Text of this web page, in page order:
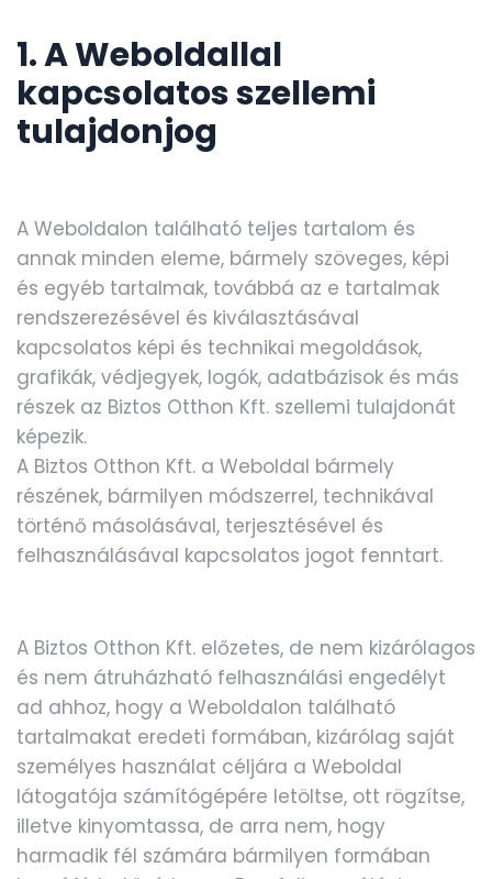
1. A Weboldallal
kapcsolatos szellemi
tulajdonjog
A Weboldalon található teljes tartalom és
annak minden eleme, bármely szöveges, képi
és egyéb tartalmak, továbbá az e tartalmak
rendszerezésével és kiválasztásával
kapcsolatos képi és technikai megoldások,
grafikák, védjegyek, logók, adatbázisok és más
részek az Biztos Otthon Kft. szellemi tulajdonát
képezik.
A Biztos Otthon Kft. a Weboldal bármely
részének, bármilyen módszerrel, technikával
történő másolásával, terjesztésével és
felhasználásával kapcsolatos jogot fenntart.
A Biztos Otthon Kft. előzetes, de nem kizárólagos
és nem átruházható felhasználási engedélyt
ad ahhoz, hogy a Weboldalon található
tartalmakat eredeti formában, kizárólag saját
személyes használat céljára a Weboldal
látogatója számítógépére letöltse, ott rögzítse,
illetve kinyomtassa, de arra nem, hogy
harmadik fél számára bármilyen formában